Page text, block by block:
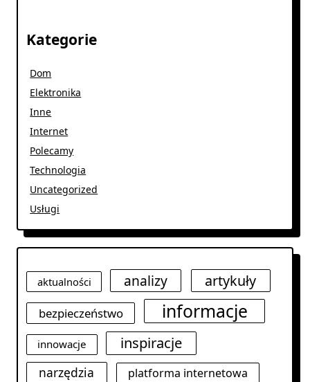
Kategorie
Dom
Elektronika
Inne
Internet
Polecamy
Technologia
Uncategorized
Usługi
aktualności analizy artykuły
bezpieczeństwo informacje
innowacje inspiracje
narzędzia
platforma internetowa